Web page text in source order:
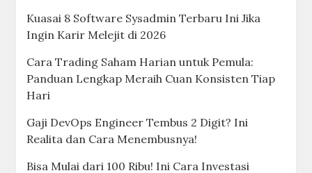
Kuasai 8 Software Sysadmin Terbaru Ini Jika
Ingin Karir Melejit di 2026
Cara Trading Saham Harian untuk Pemula:
Panduan Lengkap Meraih Cuan Konsisten Tiap
Hari
Gaji DevOps Engineer Tembus 2 Digit? Ini
Realita dan Cara Menembusnya!
Bisa Mulai dari 100 Ribu! Ini Cara Investasi